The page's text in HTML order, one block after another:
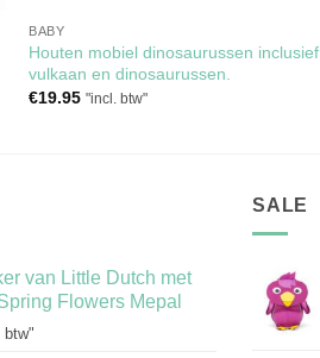
BABY
Houten mobiel dinosaurussen inclusief
vulkaan en dinosaurussen.
€19.95 "incl. btw"
van Little Dutch met
Flowers Mepal
btw"
SALE